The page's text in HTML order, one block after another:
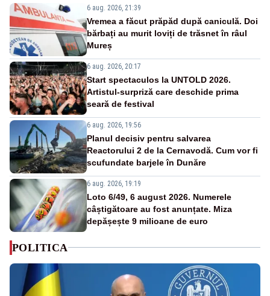
6 aug. 2026, 21:39
Vremea a făcut prăpăd după caniculă. Doi
bărbați au murit loviți de trăsnet în râul
Mureș
6 aug. 2026, 20:17
Start spectaculos la UNTOLD 2026.
Artistul-surpriză care deschide prima
seară de festival
6 aug. 2026, 19:56
Planul decisiv pentru salvarea
Reactorului 2 de la Cernavodă. Cum vor fi
scufundate barjele în Dunăre
6 aug. 2026, 19:19
Loto 6/49, 6 august 2026. Numerele
câștigătoare au fost anunțate. Miza
depășește 9 milioane de euro
POLITICA